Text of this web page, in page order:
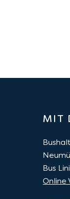
MIT
Bus
Online